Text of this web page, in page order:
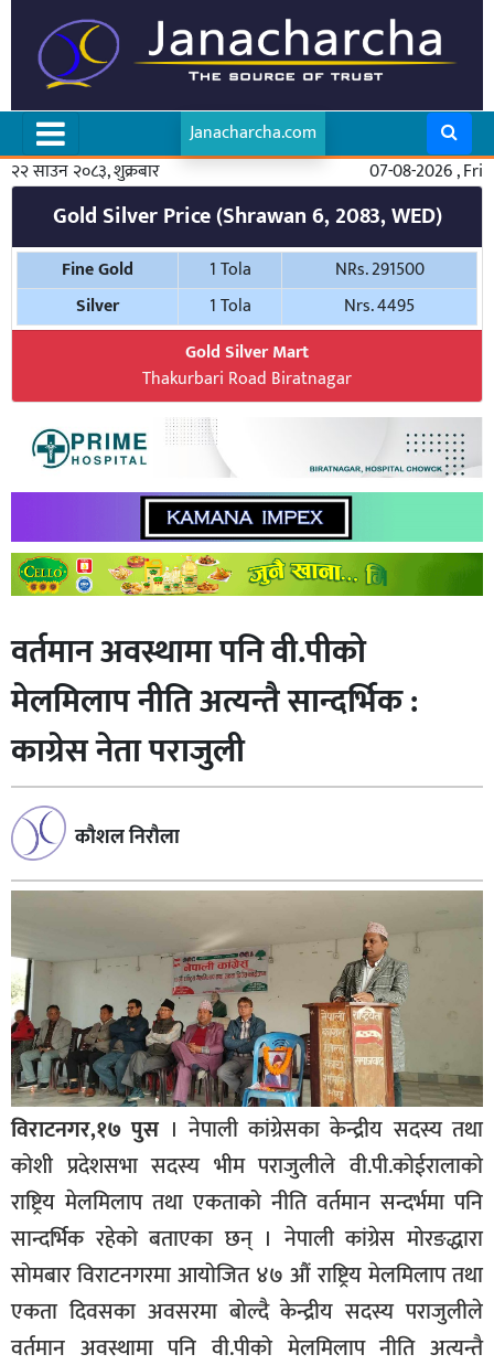
Janacharcha.com
२२ साउन २०८३, शुक्रबार
07-08-2026 , Fri
Gold Silver Price (Shrawan 6, 2083, WED)
Fine Gold 1 Tola
NRs. 291500
Silver
1 Tola
Nrs. 4495
Gold Silver Mart
Thakurbari Road Biratnagar
वर्तमान अवस्थामा पनि वी.पीको
मेलमिलाप नीति अत्यन्तै सान्दर्भिक :
काग्रेस नेता पराजुली
काैशल निराैला
विराटनगर,१७ पुस। नेपाली कांग्रेसका केन्द्रीय सदस्य तथा
कोशी प्रदेशसभा सदस्य भीम पराजुलीले वी.पी.कोईरालाको
राष्ट्रिय मेलमिलाप तथा एकताको नीति वर्तमान सन्दर्भमा पनि
सान्दर्भिक रहेको बताएका छन् । नेपाली कांग्रेस मोरङद्धारा
सोमबार विराटनगरमा आयोजित ४७ औं राष्ट्रिय मेलमिलाप तथा
एकता दिवसका अवसरमा बोल्दै केन्द्रीय सदस्य पराजुलीले
वर्तमान अवस्थामा पनि वी.पीको मेलमिलाप नीति अत्यन्तै